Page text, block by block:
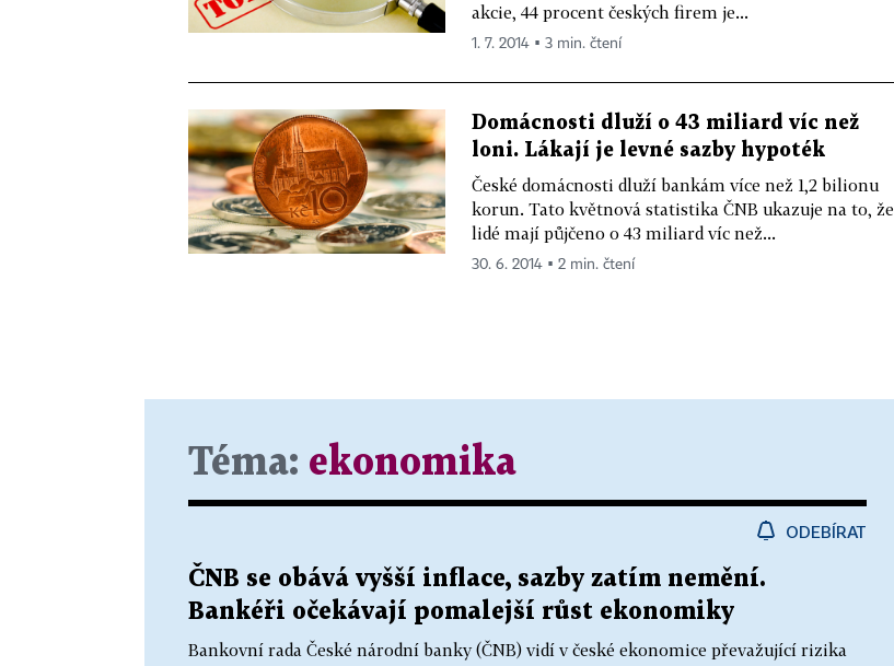
akcie, 44 procent českých firem je...
1. 7. 2014 ▪ 3 min. čtení
Domácnosti dluží o 43 miliard víc než
loni. Lákají je levné sazby hypoték
České domácnosti dluží bankám více než 1,2 bilionu
korun. Tato květnová statistika ČNB ukazuje na to, že
lidé mají půjčeno o 43 miliard víc než...
30. 6. 2014 ▪ 2 min. čtení
Téma: ekonomika
ODEBÍRAT
ČNB se obává vyšší inflace, sazby zatím nemění.
Bankéři očekávají pomalejší růst ekonomiky
Bankovní rada České národní banky (ČNB) vidí v české ekonomice převažující rizika